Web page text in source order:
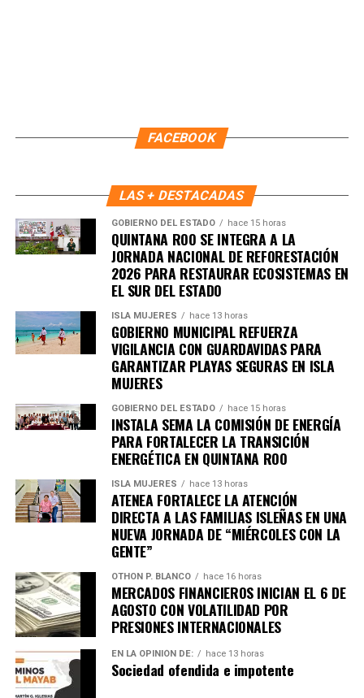
FACEBOOK
LAS + DESTACADAS
GOBIERNO DEL ESTADO hace 15 horas
QUINTANA ROO SE INTEGRA A LA
JORNADA NACIONAL DE REFORESTACIÓN
2026 PARA RESTAURAR ECOSISTEMAS EN
EL SUR DEL ESTADO
ISLA MUJERES hace 13 horas
GOBIERNO MUNICIPAL REFUERZA
VIGILANCIA CON GUARDAVIDAS PARA
GARANTIZAR PLAYAS SEGURAS EN ISLA
MUJERES
GOBIERNO DEL ESTADO hace 15 horas
INSTALA SEMA LA COMISIÓN DE ENERGÍA
PARA FORTALECER LA TRANSICIÓN
ENERGÉTICA EN QUINTANA ROO
ISLA MUJERES hace 13 horas
ATENEA FORTALECE LA ATENCIÓN
DIRECTA A LAS FAMILIAS ISLEÑAS EN UNA
NUEVA JORNADA DE “MIÉRCOLES CON LA
GENTE”
OTHON P. BLANCO hace 16 horas
MERCADOS FINANCIEROS INICIAN EL 6 DE
AGOSTO CON VOLATILIDAD POR
PRESIONES INTERNACIONALES
EN LA OPINIÓN DE: hace 13 horas
Sociedad ofendida e impotente